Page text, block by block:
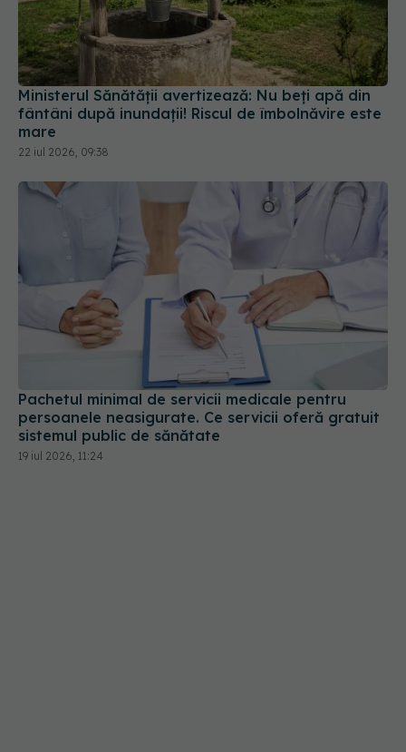
Ministerul Sănătății avertizează: Nu beți apă din
fântâni după inundații! Riscul de îmbolnăvire este
mare
22 iul 2026, 09:38
Pachetul minimal de servicii medicale pentru
persoanele neasigurate. Ce servicii oferă gratuit
sistemul public de sănătate
19 iul 2026, 11:24